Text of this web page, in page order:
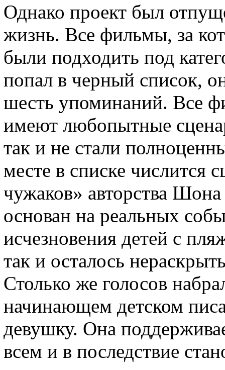
Однако проект был
жизнь. Все фильмы, за
были подходить под
попал в черный список,
шесть упоминаний. Все
имеют любопытные
так и не стали
месте в списке числится
чужаков» авторства
основан на реальных
исчезновения детей с
так и осталось
Столько же голосов
начинающем детском
девушку. Она
всем и в последствие